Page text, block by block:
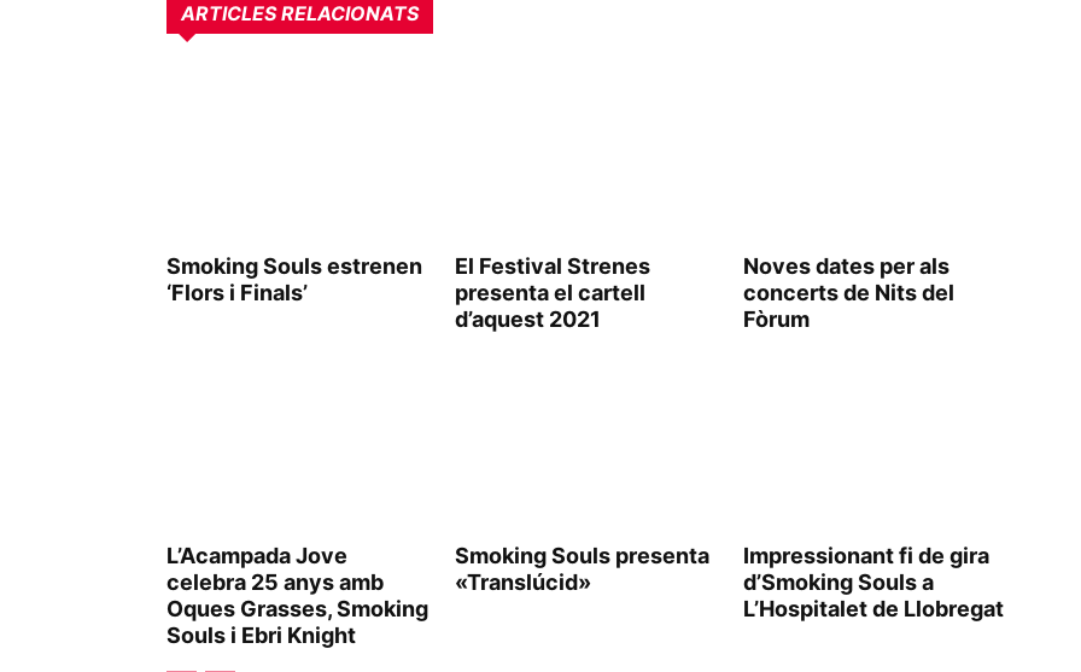
ARTICLES RELACIONATS
Smoking Souls estrenen
‘Flors i Finals’
El Festival Strenes
presenta el cartell
d’aquest 2021
Noves dates per als
concerts de Nits del
Fòrum
L’Acampada Jove
celebra 25 anys amb
Oques Grasses, Smoking
Souls i Ebri Knight
Smoking Souls presenta
«Translúcid»
Impressionant fi de gira
d’Smoking Souls a
L’Hospitalet de Llobregat